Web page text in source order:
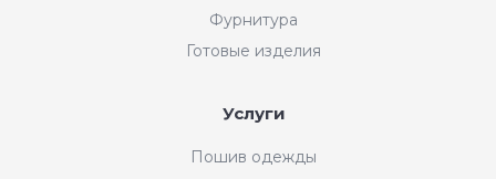
Фурнитура
Готовые изделия
Услуги
Пошив одежды